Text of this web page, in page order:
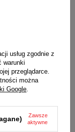
równego
usług zgodnie z
warunki
przeglądarce.
można
Google
Zawsze
aktywne